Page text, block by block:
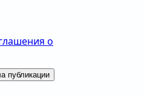
о
публикации